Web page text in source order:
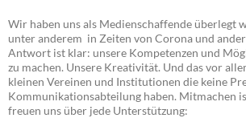
Wir haben uns als Medienschaffende überlegt
unter anderem in Zeiten von Corona und
Antwort ist klar: unsere Kompetenzen und
zu machen. Unsere Kreativität. Und das vor
kleinen Vereinen und Institutionen die keine
Kommunikationsabteilung haben. Mitmachen
freuen uns über jede Unterstützung: